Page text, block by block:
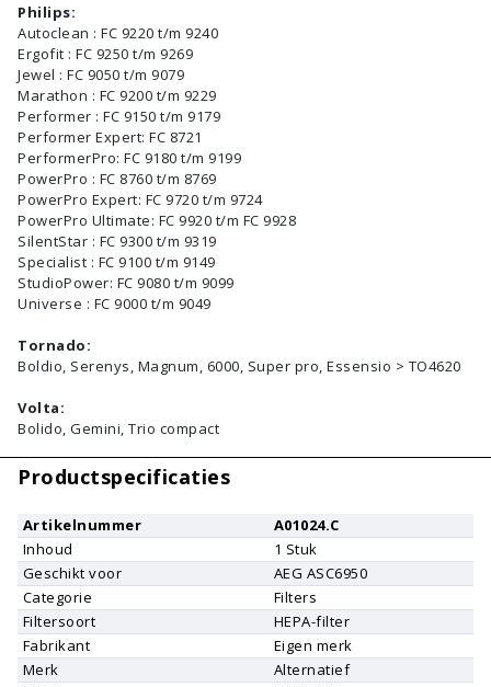
Philips:
Autoclean : FC 9220 t/m 9240
Ergofit : FC 9250 t/m 9269
Jewel : FC 9050 t/m 9079
Marathon : FC 9200 t/m 9229
Performer : FC 9150 t/m 9179
Performer Expert: FC 8721
PerformerPro: FC 9180 t/m 9199
PowerPro : FC 8760 t/m 8769
PowerPro Expert: FC 9720 t/m 9724
PowerPro Ultimate: FC 9920 t/m FC 9928
SilentStar : FC 9300 t/m 9319
Specialist : FC 9100 t/m 9149
StudioPower: FC 9080 t/m 9099
Universe : FC 9000 t/m 9049
Tornado:
Boldio, Serenys, Magnum, 6000, Super pro, Essensio > TO4620
Volta:
Bolido, Gemini, Trio compact
Productspecificaties
Artikelnummer
A01024.C
Inhoud
1 Stuk
Geschikt voor
AEG ASC6950
Categorie
Filters
Filtersoort
HEPA-filter
Fabrikant
Eigen merk
Merk
Alternatief